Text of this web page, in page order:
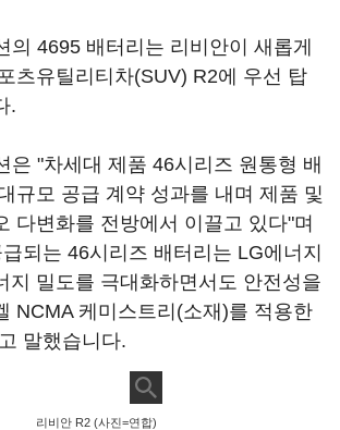
의 4695 배터리는 리비안이 새롭게
츠유틸리티차(SUV) R2에 우선 탑
.
은 "차세대 제품 46시리즈 원통형 배
규모 공급 계약 성과를 내며 제품 및
다변화를 전방에서 이끌고 있다"며
되는 46시리즈 배터리는 LG에너지
지 밀도를 극대화하면서도 안전성을
NCMA 케미스트리(소재)를 적용한
말했습니다.
리비안 R2 (사진=연합)